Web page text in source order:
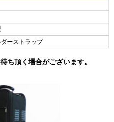
ーストラップ
ち頂く場合がございます。